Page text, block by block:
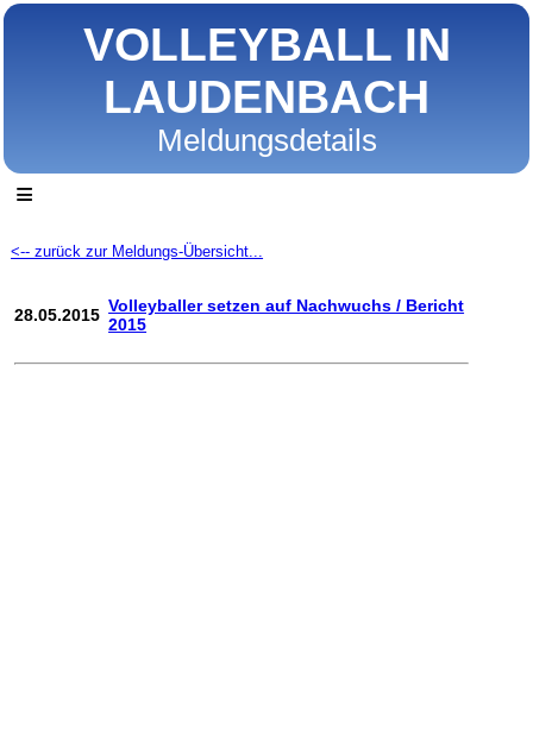
VOLLEYBALL IN
LAUDENBACH
Meldungsdetails
≡
<-- zurück zur Meldungs-Übersicht...
28.05.2015 Volleyballer setzen auf Nachwuchs / Bericht
2015